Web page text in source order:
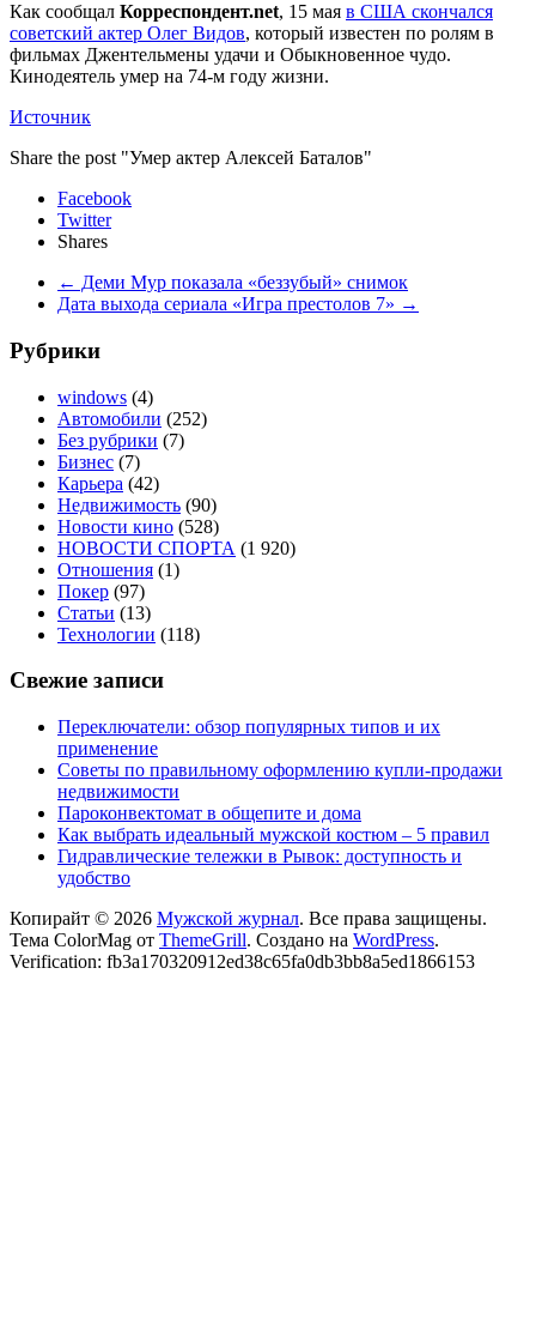
Как сообщал Корреспондент.net, 15 мая в США скончался
советский актер Олег Видов, который известен по ролям в
фильмах Джентельмены удачи и Обыкновенное чудо.
Кинодеятель умер на 74-м году жизни.
Источник
Share the post "Умер актер Алексей Баталов"
Facebook
Twitter
Shares
← Деми Мур показала «беззубый» снимок
Дата выхода сериала «Игра престолов 7» →
Рубрики
windows (4)
Автомобили (252)
Без рубрики (7)
Бизнес (7)
Карьера (42)
Недвижимость (90)
Новости кино (528)
НОВОСТИ СПОРТА (1 920)
Отношения (1)
Покер (97)
Статьи (13)
Технологии (118)
Свежие записи
Переключатели: обзор популярных типов и их
применение
Советы по правильному оформлению купли-продажи
недвижимости
Пароконвектомат в общепите и дома
Как выбрать идеальный мужской костюм – 5 правил
Гидравлические тележки в Рывок: доступность и
удобство
Копирайт © 2026 Мужской журнал. Все права защищены.
Тема ColorMag от ThemeGrill. Создано на WordPress.
Verification: fb3a170320912ed38c65fa0db3bb8a5ed1866153